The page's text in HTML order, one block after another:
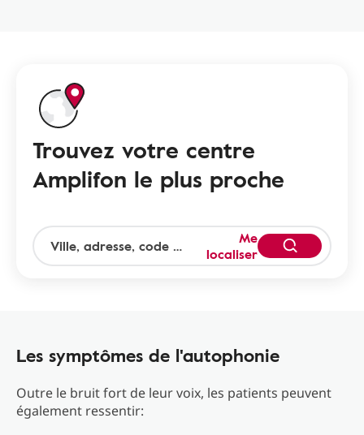
Trouvez votre centre
Amplifon le plus proche
Me
localiser
Les symptômes de l'autophonie
Outre le bruit fort de leur voix, les patients peuvent
également ressentir: